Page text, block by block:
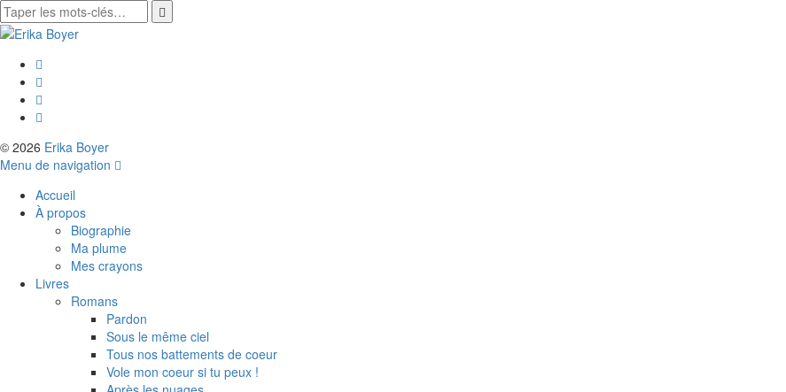
© 2026 Erika Boyer
Menu de navigation
Accueil
À propos
Biographie
Ma plume
Mes crayons
Livres
Romans
Pardon
Sous le même ciel
Tous nos battements de coeur
Vole mon coeur si tu peux !